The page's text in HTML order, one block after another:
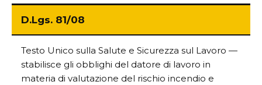
D.Lgs. 81/08
Testo Unico sulla Salute e Sicurezza sul Lavoro —
stabilisce gli obblighi del datore di lavoro in
materia di valutazione del rischio incendio e